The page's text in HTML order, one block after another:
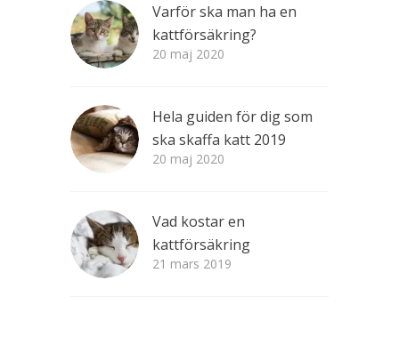
Varför ska man ha en
kattförsäkring?
20 maj 2020
Hela guiden för dig som
ska skaffa katt 2019
20 maj 2020
Vad kostar en
kattförsäkring
21 mars 2019